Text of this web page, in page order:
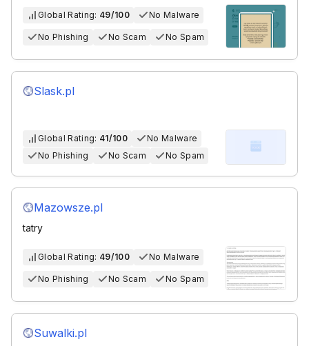
Global Rating: 49/100 No Malware
No Phishing No Scam No Spam
Slask.pl
Global Rating: 41/100
No Malware
No Phishing
No Scam No Spam
Mazowsze.pl
tatry
Global Rating: 49/100 No Malware
No Phishing No Scam No Spam
Suwalki.pl